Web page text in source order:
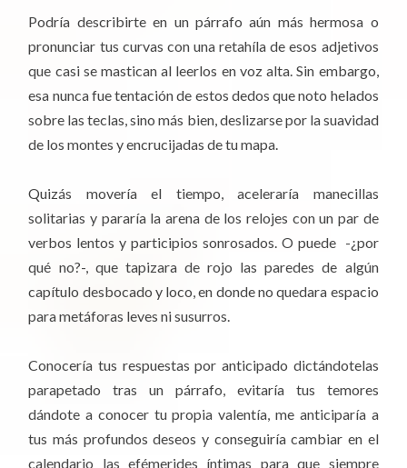
Podría describirte en un párrafo aún más hermosa o
pronunciar tus curvas con una retahíla de esos adjetivos
que casi se mastican al leerlos en voz alta. Sin embargo,
esa nunca fue tentación de estos dedos que noto helados
sobre las teclas, sino más bien, deslizarse por la suavidad
de los montes y encrucijadas de tu mapa.
Quizás movería el tiempo, aceleraría manecillas
solitarias y pararía la arena de los relojes con un par de
verbos lentos y participios sonrosados. O puede -¿por
qué no?-, que tapizara de rojo las paredes de algún
capítulo desbocado y loco, en donde no quedara espacio
para metáforas leves ni susurros.
Conocería tus respuestas por anticipado dictándotelas
parapetado tras un párrafo, evitaría tus temores
dándote a conocer tu propia valentía, me anticiparía a
tus más profundos deseos y conseguiría cambiar en el
calendario las efémerides íntimas para que siempre